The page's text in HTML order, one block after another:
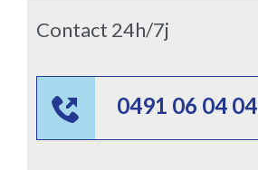
Contact 24h/7j
 0491 06 04 04